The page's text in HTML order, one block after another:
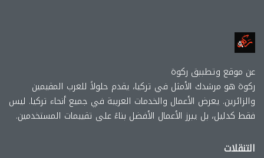
عن موقع وتطببق ركوة
ركوة هو مرشدك الأمثل في تركيا، يقدم حلولاً للعرب المقيمين
والزائرين. يعرض الأعمال والخدمات العربية في جميع أنحاء تركيا. ليس
فقط كدليل، بل يبرز الأعمال الأفضل بناءً على تقييمات المستخدمين.
التنقلات